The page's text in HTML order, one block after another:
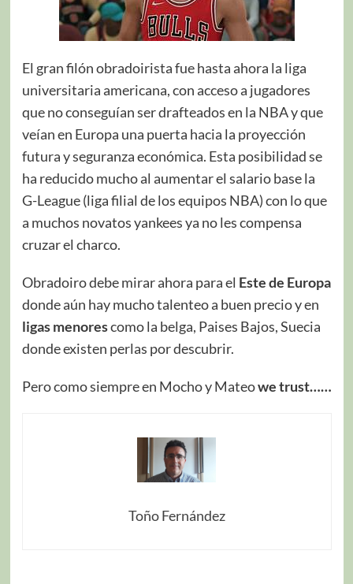
El gran filón obradoirista fue hasta ahora la liga
universitaria americana, con acceso a jugadores
que no conseguían ser drafteados en la NBA y que
veían en Europa una puerta hacia la proyección
futura y seguranza económica. Esta posibilidad se
ha reducido mucho al aumentar el salario base la
G-League (liga filial de los equipos NBA) con lo que
a muchos novatos yankees ya no les compensa
cruzar el charco.
Obradoiro debe mirar ahora para el Este de Europa
donde aún hay mucho talenteo a buen precio y en
ligas menorescomo la belga, Paises Bajos, Suecia
donde existen perlas por descubrir.
Pero como siempre en Mocho y Mateowe trust……
Toño Fernández